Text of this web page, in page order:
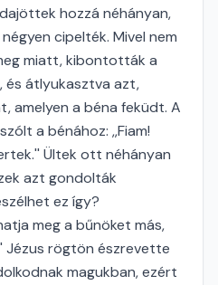
hozzá néhányan,
cipelték. Mivel nem
miatt, kibontották a
és átlyukasztva azt,
amelyen a béna feküdt. A
a bénához: ,,Fiam!
Ültek ott néhányan
azt gondolták
ez így?
meg a bűnöket más,
Jézus rögtön észrevette
magukban, ezért